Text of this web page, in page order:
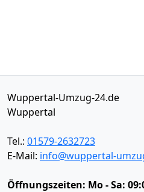
Wuppertal-Umzug-24.de
Wuppertal
Tel.: 01579-2632723
E-Mail: info@wuppertal-
Öffnungszeiten: Mo - Sa: